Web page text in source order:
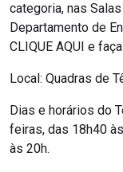
categoria, nas
Departamento de
CLIQUE AQUI e
Local: Quadras de
Dias e horários do
feiras, das 18h40
às 20h.